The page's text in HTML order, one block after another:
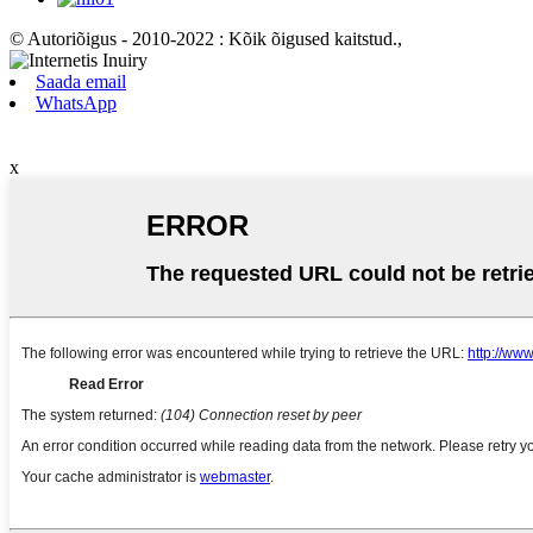
© Autoriõigus - 2010-2022 : Kõik õigused kaitstud.,
Saada email
WhatsApp
x